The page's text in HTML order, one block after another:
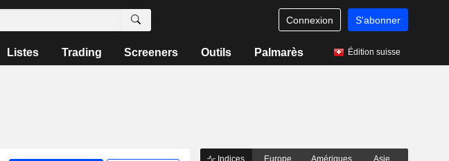
Connexion S'abonner
Listes Trading Screeners Outils Palmarès Édition suisse
Indices Europe Amériques Asie